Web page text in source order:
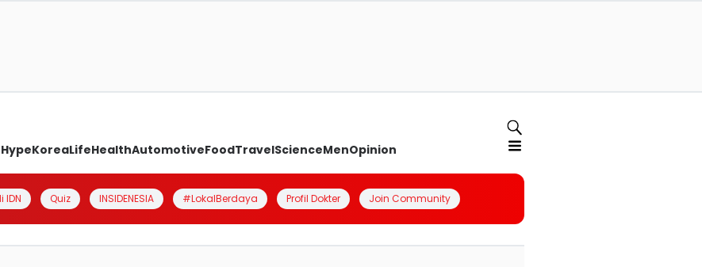
HypeKoreaLifeHealthAutomotiveFoodTravelScienceMenOpinion
IDN Quiz INSIDENESIA #LokalBerdaya Profil Dokter Join Community